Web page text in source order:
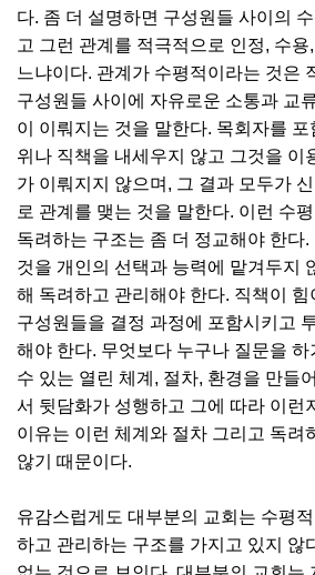
다. 좀 더 설명하면 구성원들 사이의
고 그런 관계를 적극적으로 인정, 수
느냐이다. 관계가 수평적이라는 것은
구성원들 사이에 자유로운 소통과 교
이 이뤄지는 것을 말한다. 목회자를 포
위나 직책을 내세우지 않고 그것을 이
가 이뤄지지 않으며, 그 결과 모두가
로 관계를 맺는 것을 말한다. 이런 수
독려하는 구조는 좀 더 정교해야 한다
것을 개인의 선택과 능력에 맡겨두지
해 독려하고 관리해야 한다. 직책이
구성원들을 결정 과정에 포함시키고
해야 한다. 무엇보다 누구나 질문을
수 있는 열린 체계, 절차, 환경을 만들
서 뒷담화가 성행하고 그에 따라 이런
이유는 이런 체계와 절차 그리고 독려
않기 때문이다.
유감스럽게도 대부분의 교회는 수평
하고 관리하는 구조를 가지고 있지 않